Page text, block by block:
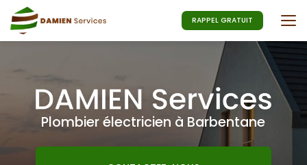
au
contenu
principal
RAPPEL GRATUIT
Plombier électricien à Barbentane